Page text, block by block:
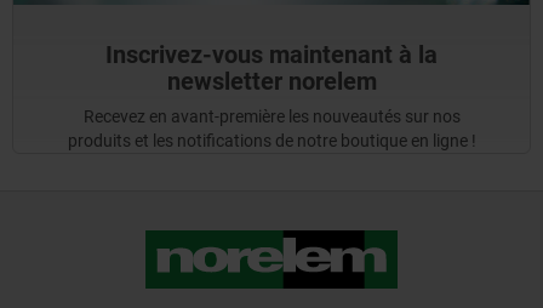
Inscrivez-vous maintenant à la
newsletter norelem
Recevez en avant-première les nouveautés sur nos
produits et les notifications de notre boutique en ligne !